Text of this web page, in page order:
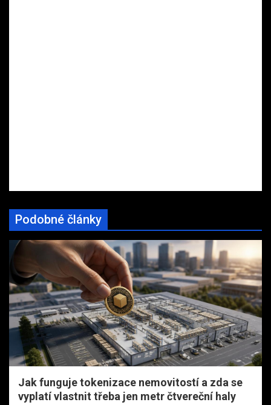
Podobné články
Jak funguje tokenizace nemovitostí a zda se
vyplatí vlastnit třeba jen metr čtvereční haly